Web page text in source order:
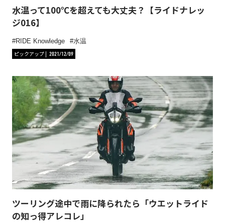
水温って100℃を超えても大丈夫？【ライドナレッ
ジ016】
RIDE Knowledge
水温
ピックアップ
2021/12/09
ツーリング途中で雨に降られたら「ウエットライド
の知っ得アレコレ」